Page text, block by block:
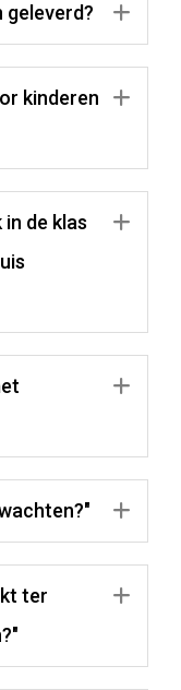
geleverd?
kinderen
de klas
ter